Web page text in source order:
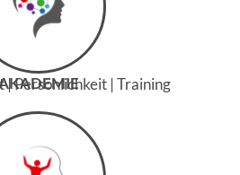
| Persönlichkeit | Training